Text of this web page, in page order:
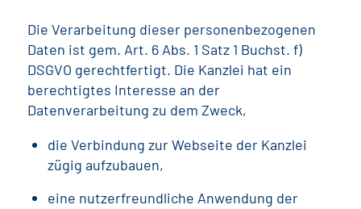
Die Verarbeitung dieser personenbezogenen
Daten ist gem. Art. 6 Abs. 1 Satz 1 Buchst. f)
DSGVO gerechtfertigt. Die Kanzlei hat ein
berechtigtes Interesse an der
Datenverarbeitung zu dem Zweck,
die Verbindung zur Webseite der Kanzlei
zügig aufzubauen,
eine nutzerfreundliche Anwendung der